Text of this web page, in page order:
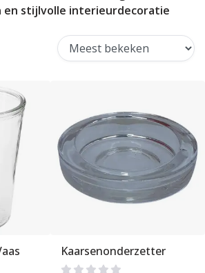
en stijlvolle interieurdecoratie
Kaarsenonderzetter